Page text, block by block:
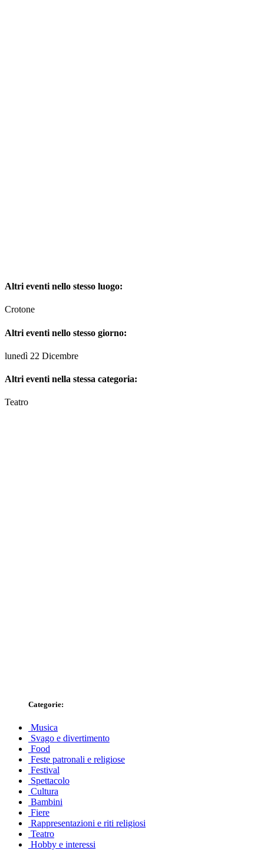
Altri eventi nello stesso luogo:
Crotone
Altri eventi nello stesso giorno:
lunedì 22 Dicembre
Altri eventi nella stessa categoria:
Teatro
Categorie:
Musica
Svago e divertimento
Food
Feste patronali e religiose
Festival
Spettacolo
Cultura
Bambini
Fiere
Rappresentazioni e riti religiosi
Teatro
Hobby e interessi